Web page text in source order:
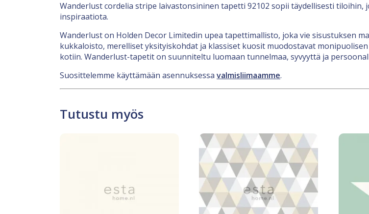
Wanderlust cordelia stripe laivastonsininen tapetti 92102 sopii täydellisesti tiloihin,
inspiraatiota.
Wanderlust on Holden Decor Limitedin upea tapettimallisto, joka vie sisustuksen
kukkaloisto, merelliset yksityiskohdat ja klassiset kuosit muodostavat
kotiin. Wanderlust-tapetit on suunniteltu luomaan tunnelmaa, syvyyttä ja
Suosittelemme käyttämään asennuksessa valmisliimaamme.
Tutustu myös